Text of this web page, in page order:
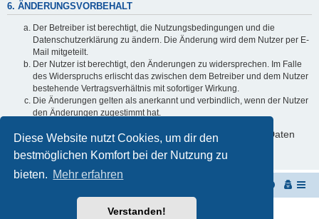
Diese Website nutzt Cookies, um dir den
bestmöglichen Komfort bei der Nutzung zu
bieten. Mehr erfahren
Verstanden!
6. ÄNDERUNGSVORBEHALT
Der Betreiber ist berechtigt, die Nutzungsbedingungen und die
Datenschutzerklärung zu ändern. Die Änderung wird dem Nutzer per E-
Mail mitgeteilt.
Der Nutzer ist berechtigt, den Änderungen zu widersprechen. Im Falle
des Widerspruchs erlischt das zwischen dem Betreiber und dem Nutzer
bestehende Vertragsverhältnis mit sofortiger Wirkung.
Die Änderungen gelten als anerkannt und verbindlich, wenn der Nutzer
den Änderungen zugestimmt hat.
Informationen über den Umgang mit deinen persönlichen Daten
sind in der Datenschutzerklärung enthalten.
Powered byphpBB® Forum Software © phpBB Limited